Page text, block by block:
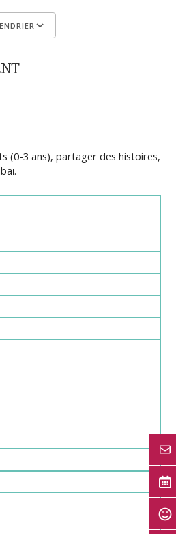
(0-3 ans), partager des histoires,